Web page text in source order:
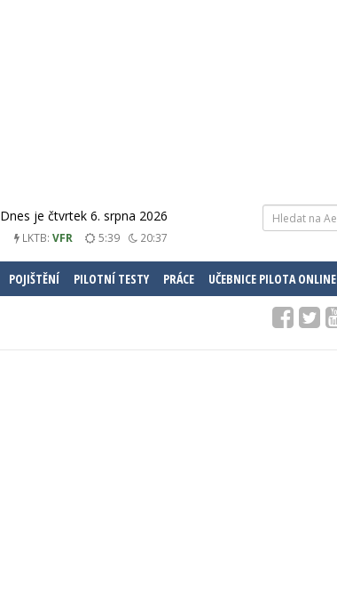
Dnes je čtvrtek 6. srpna 2026
LKTB: VFR 5:39 20:37
POJIŠTĚNÍ PILOTNÍ TESTY PRÁCE UČEBNICE PILOTA ONLINE